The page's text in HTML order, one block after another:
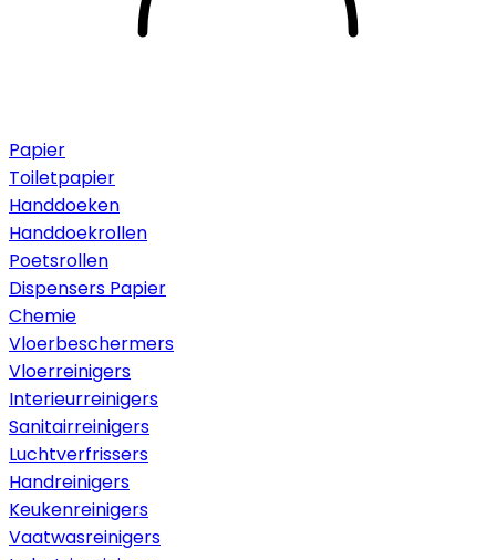
Papier
Toiletpapier
Handdoeken
Handdoekrollen
Poetsrollen
Dispensers Papier
Chemie
Vloerbeschermers
Vloerreinigers
Interieurreinigers
Sanitairreinigers
Luchtverfrissers
Handreinigers
Keukenreinigers
Vaatwasreinigers